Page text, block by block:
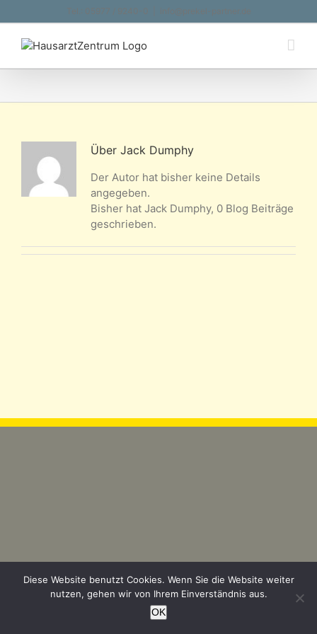
Inhalt
springen
Über Jack Dumphy
Der Autor hat bisher keine Details
angegeben.
Bisher hat Jack Dumphy, 0 Blog Beiträge
geschrieben.
Johannesstraße 18 | 48480 Spelle | Tel.: 05977 / 9240-0 oder
05977/47501458 | Fax: 05977 / 9240-40 |
Impressum/Datenschutz
Diese Website benutzt Cookies. Wenn Sie die Website weiter
nutzen, gehen wir von Ihrem Einverständnis aus.
OK